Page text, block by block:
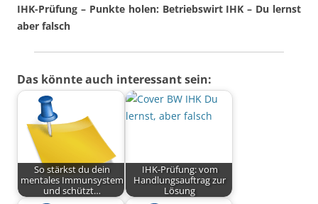
IHK-Prüfung – Punkte holen: Betriebswirt IHK – Du lernst
aber falsch
Das könnte auch interessant sein:
So stärkst du dein
mentales Immunsystem
und schützt…
IHK-Prüfung: vom
Handlungsauftrag zur
Lösung